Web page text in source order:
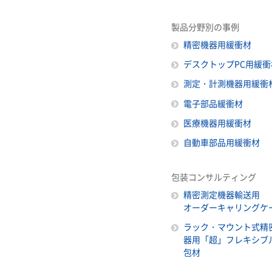
製品分野別の事例
精密機器用緩衝材
デスクトップPC用緩
測定・計測機器用緩衝
電子部品緩衝材
医療機器用緩衝材
自動車部品用緩衝材
包装コンサルティング
精密測定機器輸送用
オーダーキャリングケ
ラック・マウント式精
器用「超」フレキシブ
包材